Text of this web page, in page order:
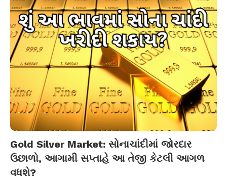
Gold Silver Market: સોનાચાંદીમાં જોરદાર
ઉછાળો, આગામી સપ્તાહે આ તેજી કેટલી આગળ
વધશે?